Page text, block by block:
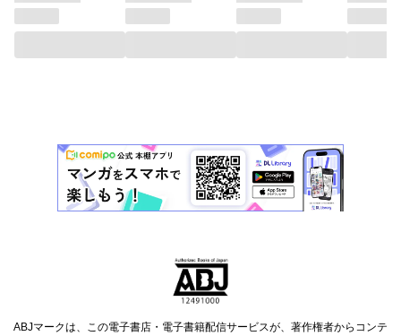
ABJマークは、この電子書店・電子書籍配信サービスが、著作権者からコンテ